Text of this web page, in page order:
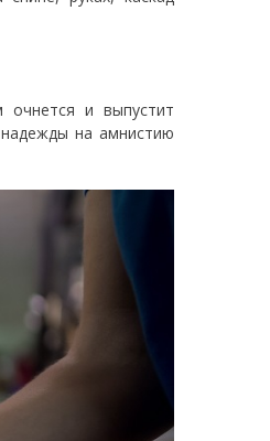
и выпустит
на амнистию